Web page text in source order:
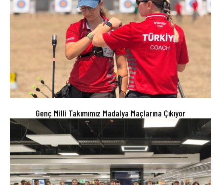
Genç Milli Takımımız Madalya Maçlarına Çıkıyor